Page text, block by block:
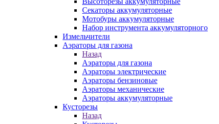
Секаторы аккумуляторные
Мотобуры аккумуляторные
Набор инструмента аккумуляторного
Измельчители
Аэраторы для газона
Назад
Аэраторы для газона
Аэраторы электрические
Аэраторы бензиновые
Аэраторы механические
Аэраторы аккумуляторные
Кусторезы
Назад